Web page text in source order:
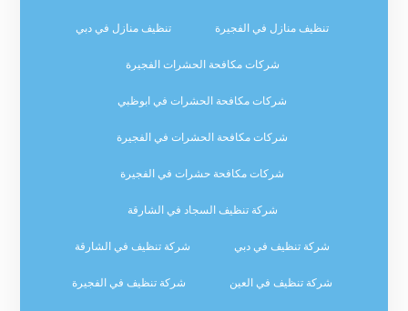
تنظيف منازل في الفجيرة تنظيف منازل في دبي
شركات مكافحة الحشرات الفجيرة
شركات مكافحة الحشرات في ابوظبي
شركات مكافحة الحشرات في الفجيرة
شركات مكافحة حشرات في الفجيرة
شركة تنظيف السجاد في الشارقة
شركة تنظيف في دبي شركة تنظيف في الشارقة
شركة تنظيف في العين شركة تنظيف في الفجيرة